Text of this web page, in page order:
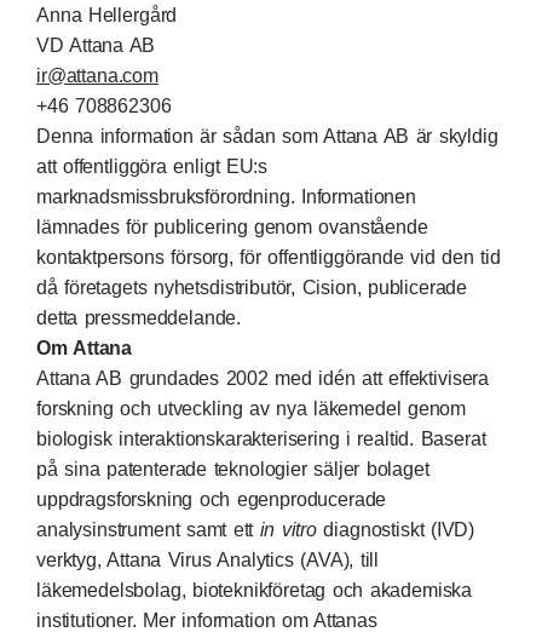
Anna Hellergård
VD Attana AB
ir@attana.com
+46 708862306
Denna information är sådan som Attana AB är skyldig
att offentliggöra enligt EU:s
marknadsmissbruksförordning. Informationen
lämnades för publicering genom ovanstående
kontaktpersons försorg, för offentliggörande vid den tid
då företagets nyhetsdistributör, Cision, publicerade
detta pressmeddelande.
Om Attana
Attana AB grundades 2002 med idén att effektivisera
forskning och utveckling av nya läkemedel genom
biologisk interaktionskarakterisering i realtid. Baserat
på sina patenterade teknologier säljer bolaget
uppdragsforskning och egenproducerade
analysinstrument samt ett in vitrodiagnostiskt (IVD)
verktyg, Attana Virus Analytics (AVA), till
läkemedelsbolag, bioteknikföretag och akademiska
institutioner. Mer information om Attanas